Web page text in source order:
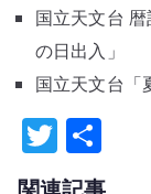
国立天文台
の日出入」
国立天文台「
T
w 有